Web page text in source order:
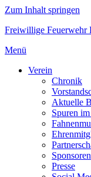
Zum Inhalt springen
Freiwillige Feuerwehr
Menü
Verein
Chronik
Aktuelle
Spuren
Sponsoren
Presse